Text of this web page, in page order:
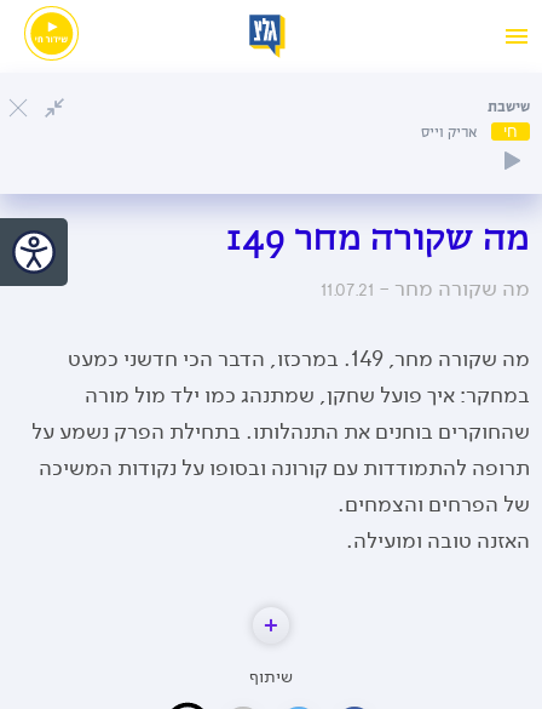
שישבת
חי אריק וייס
מה שקורה מחר 149
מה שקורה מחר - 11.07.21
מה שקורה מחר, 149. במרכזו, הדבר הכי חדשני כמעט
במחקר: איך פועל שחקן, שמתנהג כמו ילד מול מורה
שהחוקרים בוחנים את התנהלותו. בתחילת הפרק נשמע על
תרופה להתמודדות עם קורונה ובסופו על נקודות המשיכה
של הפרחים והצמחים.
האזנה טובה ומועילה.
שיתוף